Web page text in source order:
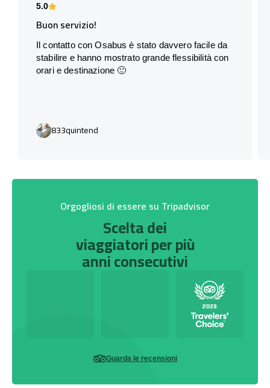
5.0
Buon servizio!
Il contatto con Osabus è stato davvero facile da
stabilire e hanno mostrato grande flessibilità con
orari e destinazione 🙂
833quintend
Orgogliosi di essere su Tripadvisor
Scelta dei
viaggiatori per più
anni consecutivi
Guarda le recensioni